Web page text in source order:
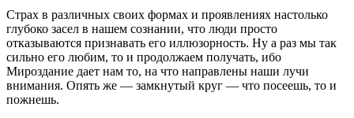
Страх в различных своих формах и проявлениях настолько
глубоко засел в нашем сознании, что люди просто
отказываются признавать его иллюзорность. Ну а раз мы так
сильно его любим, то и продолжаем получать, ибо
Мироздание дает нам то, на что направлены наши лучи
внимания. Опять же — замкнутый круг — что посеешь, то и
пожнешь.